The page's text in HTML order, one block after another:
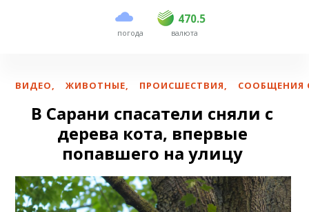
погода
470.5
USD 469 470.5
EUR валюта
ВИДЕО, ЖИВОТНЫЕ, ПРОИСШЕСТВИЯ, СООБЩЕНИЯ
В Сарани спасатели сняли с
дерева кота, впервые
попавшего на улицу